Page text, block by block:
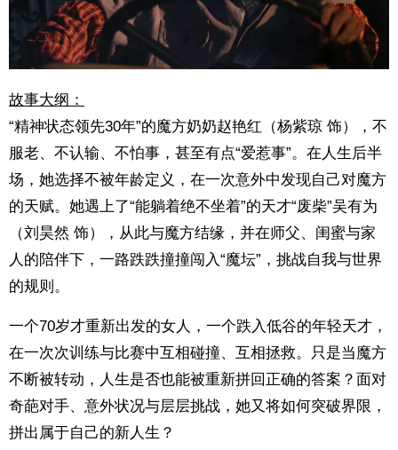
故事大纲：
“精神状态领先30年”的魔方奶奶赵艳红（杨紫琼 饰），不
服老、不认输、不怕事，甚至有点“爱惹事”。在人生后半
场，她选择不被年龄定义，在一次意外中发现自己对魔方
的天赋。她遇上了“能躺着绝不坐着”的天才“废柴”吴有为
（刘昊然 饰），从此与魔方结缘，并在师父、闺蜜与家
人的陪伴下，一路跌跌撞撞闯入“魔坛”，挑战自我与世界
的规则。
一个70岁才重新出发的女人，一个跌入低谷的年轻天才，
在一次次训练与比赛中互相碰撞、互相拯救。只是当魔方
不断被转动，人生是否也能被重新拼回正确的答案？面对
奇葩对手、意外状况与层层挑战，她又将如何突破界限，
拼出属于自己的新人生？